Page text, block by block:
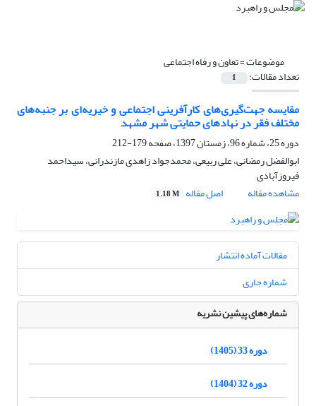
موضوعات =تعاون‌ و رفاه‌ اجتماعی
تعداد مقالات: 1
مقایسه جهت‌گیری‌های کارآفرینی اجتماعی و خیریه‌ای بر جنبه‌های
مختلف فقر در نهادهای حمایتی شهر مشهد
دوره 25، شماره 96، زمستان 1397، صفحه
179-212
ابوالفضل رمضانی، علی ربیعی، محمدجواد زاهدی مازندرانی، سیداحمد
فیروزآبادی
مشاهده مقاله
اصل مقاله 1.18 M
مقالات آماده انتشار
شماره جاری
شماره‌های پیشین نشریه
دوره 33 (1405)
دوره 32 (1404)